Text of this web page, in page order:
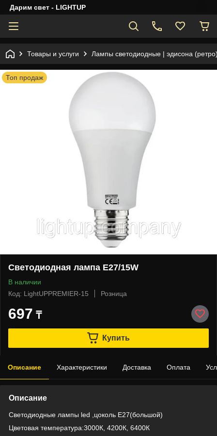
Дарим свет - LIGHTUP
Товары и услуги Лампы светодиодные | эдисона
Топ продаж
Светодиодная лампа E27/15W
В наличии
Код: LightUPPREMIER-15
Розница
697 ₸
Купить
Описание Характеристики Доставка Оплата
Описание
Светодиодные лампы led ,цоколь E27(большой)
Цветовая температура:3000К, 4200К, 6400К